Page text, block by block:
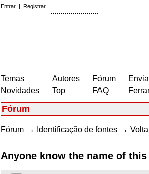
Entrar | Registrar
Temas
Novidades
Autores
Top
Fórum
FAQ
Fórum
Fórum → Identificação de fontes →
Anyone know the name of